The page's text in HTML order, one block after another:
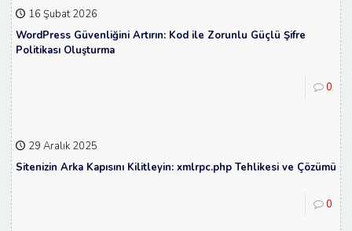
16 Şubat 2026
WordPress Güvenliğini Artırın: Kod ile Zorunlu Güçlü Şifre
Politikası Oluşturma
0
29 Aralık 2025
Sitenizin Arka Kapısını Kilitleyin: xmlrpc.php Tehlikesi ve Çözümü
0